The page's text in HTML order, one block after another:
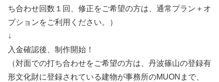
ち合わせ回数１回、修正をご希望の方は、通常プラン＋オ
プションをご利用ください。）
↓
入金確認後、制作開始！
（対面での打ち合わせをご希望の方は、丹波篠山の登録有
形文化財に登録されている建物が事務所のMUONまで、